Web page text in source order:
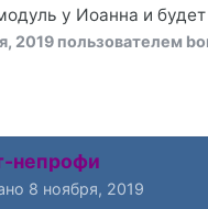
у Иоанна и
2019 пользователем
непрофи
8 ноября, 2019